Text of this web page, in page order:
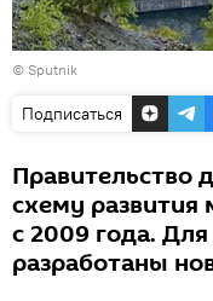
© Sputnik
Подписаться
Правительство
схему
с 2009 года.
разработаны